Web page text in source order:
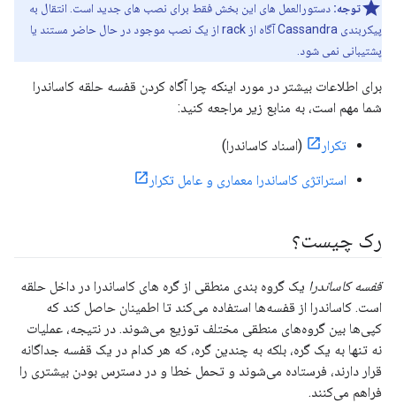
توجه: دستورالعمل های این بخش فقط برای نصب های جدید است. انتقال به
پیکربندی Cassandra آگاه از rack از یک نصب موجود در حال حاضر مستند یا
پشتیبانی نمی شود.
برای اطلاعات بیشتر در مورد اینکه چرا آگاه کردن قفسه حلقه کاساندرا
شما مهم است، به منابع زیر مراجعه کنید:
تکرار (اسناد کاساندرا)
استراتژی کاساندرا معماری و عامل تکرار
رک چیست؟
قفسه کاساندرا یک گروه بندی منطقی از گره های کاساندرا در داخل حلقه
است. کاساندرا از قفسه‌ها استفاده می‌کند تا اطمینان حاصل کند که
کپی‌ها بین گروه‌های منطقی مختلف توزیع می‌شوند. در نتیجه، عملیات
نه تنها به یک گره، بلکه به چندین گره، که هر کدام در یک قفسه جداگانه
قرار دارند، فرستاده می‌شوند و تحمل خطا و در دسترس بودن بیشتری را
فراهم می‌کنند.